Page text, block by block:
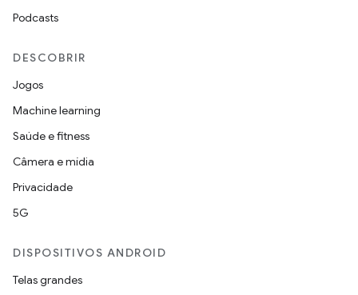
Podcasts
DESCOBRIR
Jogos
Machine learning
Saúde e fitness
Câmera e mídia
Privacidade
5G
DISPOSITIVOS ANDROID
Telas grandes